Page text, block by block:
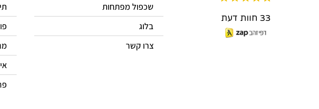
33 חוות דעת
שכפול מפתחות
בלוג
צרו קשר